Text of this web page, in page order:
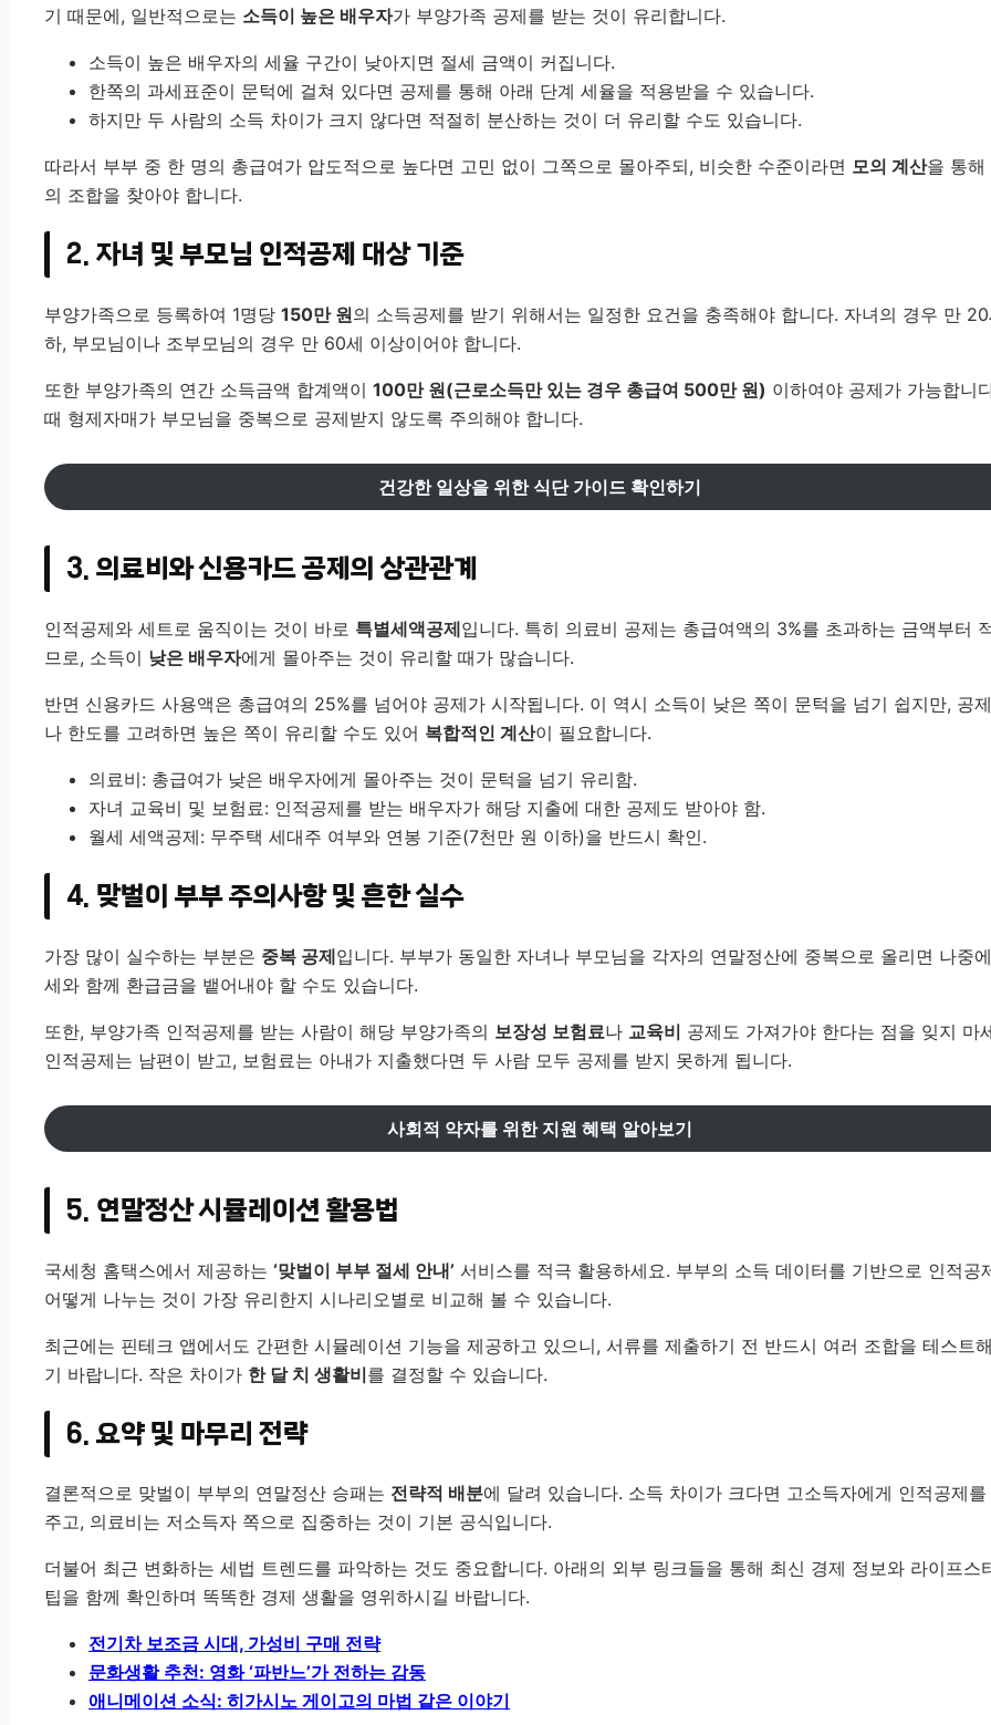
기 때문에, 일반적으로는 소득이 높은 배우자가 부양가족 공제를 받는 것이 유리합니다.
소득이 높은 배우자의 세율 구간이 낮아지면 절세 금액이 커집니다.
한쪽의 과세표준이 문턱에 걸쳐 있다면 공제를 통해 아래 단계 세율을 적용받을 수 있습니다.
하지만 두 사람의 소득 차이가 크지 않다면 적절히 분산하는 것이 더 유리할 수도 있습니다.
따라서 부부 중 한 명의 총급여가 압도적으로 높다면 고민 없이 그쪽으로 몰아주되, 비슷한 수준이라면 모의 계산을 통해
의 조합을 찾아야 합니다.
2. 자녀 및 부모님 인적공제 대상 기준
부양가족으로 등록하여 1명당 150만 원의 소득공제를 받기 위해서는 일정한 요건을 충족해야 합니다. 자녀의 경우 만
하, 부모님이나 조부모님의 경우 만 60세 이상이어야 합니다.
또한 부양가족의 연간 소득금액 합계액이 100만 원(근로소득만 있는 경우 총급여 500만 원) 이하여야 공제가 가능합니
때 형제자매가 부모님을 중복으로 공제받지 않도록 주의해야 합니다.
건강한 일상을 위한 식단 가이드 확인하기
3. 의료비와 신용카드 공제의 상관관계
인적공제와 세트로 움직이는 것이 바로 특별세액공제입니다. 특히 의료비 공제는 총급여액의 3%를 초과하는 금액부터
므로, 소득이 낮은 배우자에게 몰아주는 것이 유리할 때가 많습니다.
반면 신용카드 사용액은 총급여의 25%를 넘어야 공제가 시작됩니다. 이 역시 소득이 낮은 쪽이 문턱을 넘기 쉽지만, 공
나 한도를 고려하면 높은 쪽이 유리할 수도 있어 복합적인 계산이 필요합니다.
의료비: 총급여가 낮은 배우자에게 몰아주는 것이 문턱을 넘기 유리함.
자녀 교육비 및 보험료: 인적공제를 받는 배우자가 해당 지출에 대한 공제도 받아야 함.
월세 세액공제: 무주택 세대주 여부와 연봉 기준(7천만 원 이하)을 반드시 확인.
4. 맞벌이 부부 주의사항 및 흔한 실수
가장 많이 실수하는 부분은 중복 공제입니다. 부부가 동일한 자녀나 부모님을 각자의 연말정산에 중복으로 올리면 나중
세와 함께 환급금을 뱉어내야 할 수도 있습니다.
또한, 부양가족 인적공제를 받는 사람이 해당 부양가족의 보장성 보험료나 교육비 공제도 가져가야 한다는 점을 잊지 마
인적공제는 남편이 받고, 보험료는 아내가 지출했다면 두 사람 모두 공제를 받지 못하게 됩니다.
사회적 약자를 위한 지원 혜택 알아보기
5. 연말정산 시뮬레이션 활용법
국세청 홈택스에서 제공하는 ‘맞벌이 부부 절세 안내’ 서비스를 적극 활용하세요. 부부의 소득 데이터를 기반으로 인적공
어떻게 나누는 것이 가장 유리한지 시나리오별로 비교해 볼 수 있습니다.
최근에는 핀테크 앱에서도 간편한 시뮬레이션 기능을 제공하고 있으니, 서류를 제출하기 전 반드시 여러 조합을 테스트
기 바랍니다. 작은 차이가 한 달 치 생활비를 결정할 수 있습니다.
6. 요약 및 마무리 전략
결론적으로 맞벌이 부부의 연말정산 승패는 전략적 배분에 달려 있습니다. 소득 차이가 크다면 고소득자에게 인적공제
주고, 의료비는 저소득자 쪽으로 집중하는 것이 기본 공식입니다.
더불어 최근 변화하는 세법 트렌드를 파악하는 것도 중요합니다. 아래의 외부 링크들을 통해 최신 경제 정보와 라이프스
팁을 함께 확인하며 똑똑한 경제 생활을 영위하시길 바랍니다.
전기차 보조금 시대, 가성비 구매 전략
문화생활 추천: 영화 ‘파반느’가 전하는 감동
애니메이션 소식: 히가시노 게이고의 마법 같은 이야기